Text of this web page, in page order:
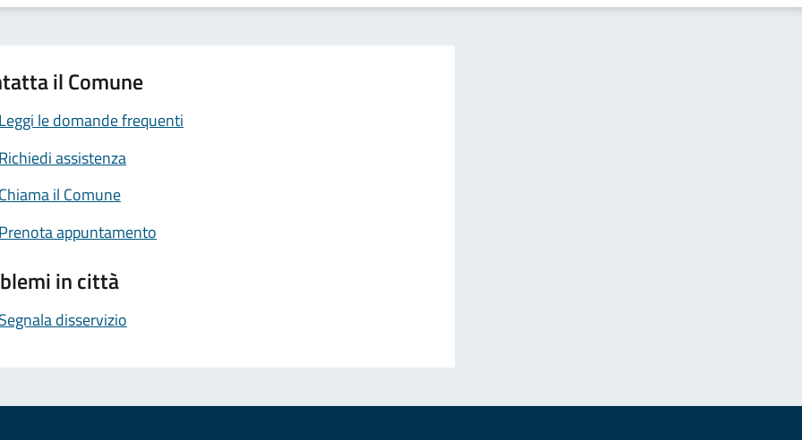
il Comune
le domande frequenti
assistenza
il Comune
appuntamento
in città
disservizio